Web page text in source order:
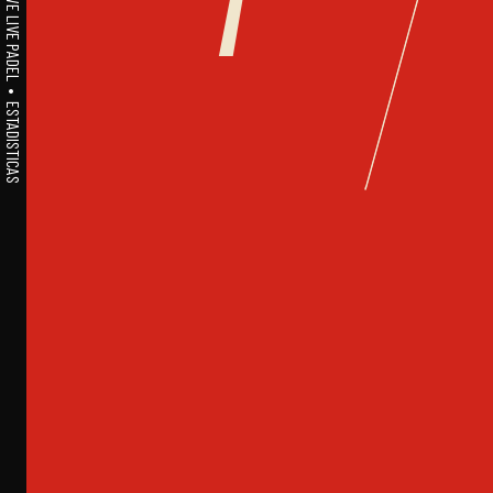
A1PADEL • WE LIVE PADEL • ESTADISTICAS